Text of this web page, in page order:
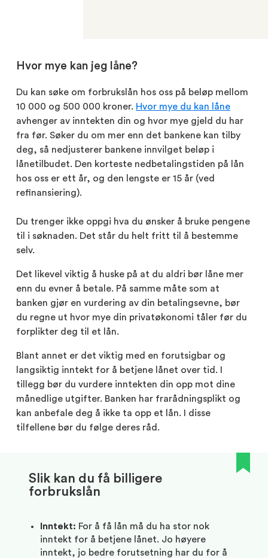
Hvor mye kan jeg låne?
Du kan søke om forbrukslån hos oss på beløp mellom
10 000 og 500 000 kroner. Hvor mye du kan låne
avhenger av inntekten din og hvor mye gjeld du har
fra før. Søker du om mer enn det bankene kan tilby
deg, så nedjusterer bankene innvilget beløp i
lånetilbudet. Den korteste nedbetalingstiden på lån
hos oss er ett år, og den lengste er 15 år (ved
refinansiering).
Du trenger ikke oppgi hva du ønsker å bruke pengene
til i søknaden. Det står du helt fritt til å bestemme
selv.
Det likevel viktig å huske på at du aldri bør låne mer
enn du evner å betale. På samme måte som at
banken gjør en vurdering av din betalingsevne, bør
du regne ut hvor mye din privatøkonomi tåler før du
forplikter deg til et lån.
Blant annet er det viktig med en forutsigbar og
langsiktig inntekt for å betjene lånet over tid. I
tillegg bør du vurdere inntekten din opp mot dine
månedlige utgifter. Banken har frarådningsplikt og
kan anbefale deg å ikke ta opp et lån. I disse
tilfellene bør du følge deres råd.
Slik kan du få billigere
forbrukslån
Inntekt: For å få lån må du ha stor nok
inntekt for å betjene lånet. Jo høyere
inntekt, jo bedre forutsetning har du for å